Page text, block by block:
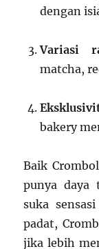
dengan
Variasi
matcha,
bakery
Baik
punya daya
suka
padat,
jika lebih